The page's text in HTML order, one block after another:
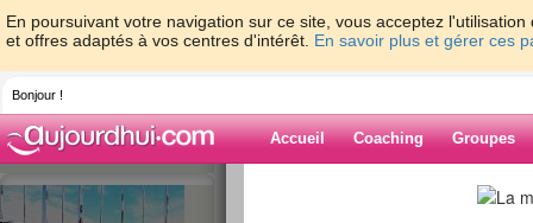
En poursuivant votre navigation sur ce site, vous acceptez
et offres adaptés à vos centres d'intérêt. En savoir plus et gérer ces
Bonjour !
Accueil Coaching Groupes
Wild-Honey17